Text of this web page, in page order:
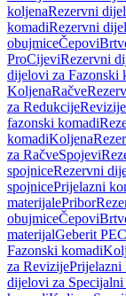
koljenaRezervni
komadiRezervni
obujmiceČepovi
ProCijeviRezervni
dijelovi za Fazonski
KoljenaRačve
za RedukcijeRevizije
fazonski komadi
komadiKoljena
za RačveSpojevi
spojniceRezervni
spojnicePrijelazni
materijalePribor
obujmiceČepovi
materijalGeberit PE
Fazonski komadi
za RevizijePrijelazni
dijelovi za